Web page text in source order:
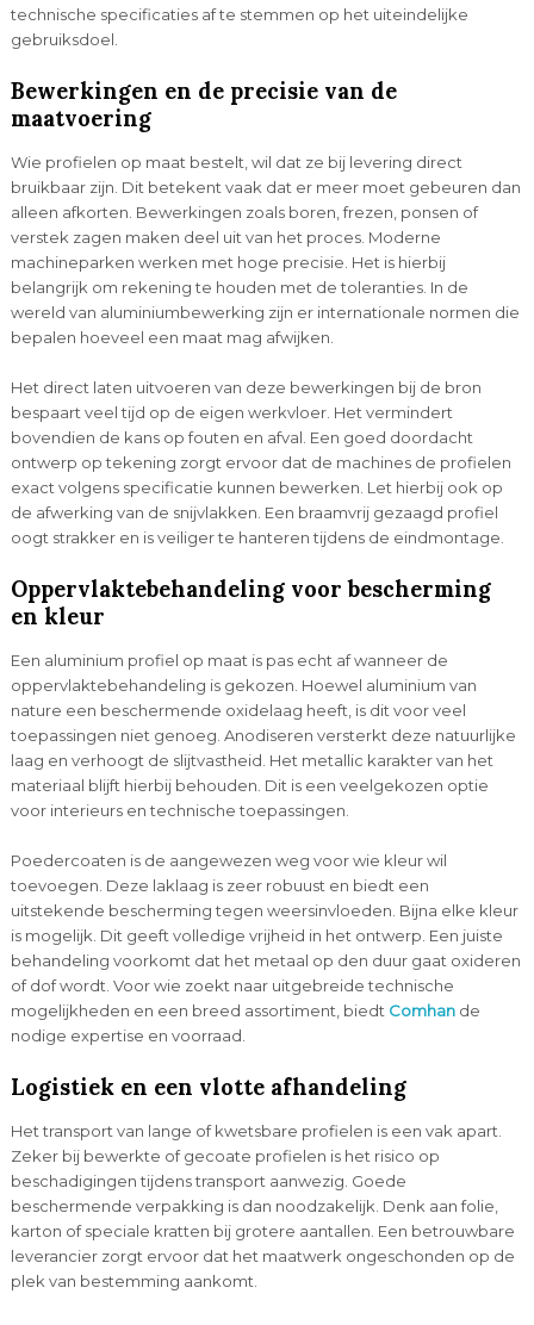
technische specificaties af te stemmen op het uiteindelijke
gebruiksdoel.
Bewerkingen en de precisie van de
maatvoering
Wie profielen op maat bestelt, wil dat ze bij levering direct
bruikbaar zijn. Dit betekent vaak dat er meer moet gebeuren dan
alleen afkorten. Bewerkingen zoals boren, frezen, ponsen of
verstek zagen maken deel uit van het proces. Moderne
machineparken werken met hoge precisie. Het is hierbij
belangrijk om rekening te houden met de toleranties. In de
wereld van aluminiumbewerking zijn er internationale normen die
bepalen hoeveel een maat mag afwijken.
Het direct laten uitvoeren van deze bewerkingen bij de bron
bespaart veel tijd op de eigen werkvloer. Het vermindert
bovendien de kans op fouten en afval. Een goed doordacht
ontwerp op tekening zorgt ervoor dat de machines de profielen
exact volgens specificatie kunnen bewerken. Let hierbij ook op
de afwerking van de snijvlakken. Een braamvrij gezaagd profiel
oogt strakker en is veiliger te hanteren tijdens de eindmontage.
Oppervlaktebehandeling voor bescherming
en kleur
Een aluminium profiel op maat is pas echt af wanneer de
oppervlaktebehandeling is gekozen. Hoewel aluminium van
nature een beschermende oxidelaag heeft, is dit voor veel
toepassingen niet genoeg. Anodiseren versterkt deze natuurlijke
laag en verhoogt de slijtvastheid. Het metallic karakter van het
materiaal blijft hierbij behouden. Dit is een veelgekozen optie
voor interieurs en technische toepassingen.
Poedercoaten is de aangewezen weg voor wie kleur wil
toevoegen. Deze laklaag is zeer robuust en biedt een
uitstekende bescherming tegen weersinvloeden. Bijna elke kleur
is mogelijk. Dit geeft volledige vrijheid in het ontwerp. Een juiste
behandeling voorkomt dat het metaal op den duur gaat oxideren
of dof wordt. Voor wie zoekt naar uitgebreide technische
mogelijkheden en een breed assortiment, biedt Comhan de
nodige expertise en voorraad.
Logistiek en een vlotte afhandeling
Het transport van lange of kwetsbare profielen is een vak apart.
Zeker bij bewerkte of gecoate profielen is het risico op
beschadigingen tijdens transport aanwezig. Goede
beschermende verpakking is dan noodzakelijk. Denk aan folie,
karton of speciale kratten bij grotere aantallen. Een betrouwbare
leverancier zorgt ervoor dat het maatwerk ongeschonden op de
plek van bestemming aankomt.